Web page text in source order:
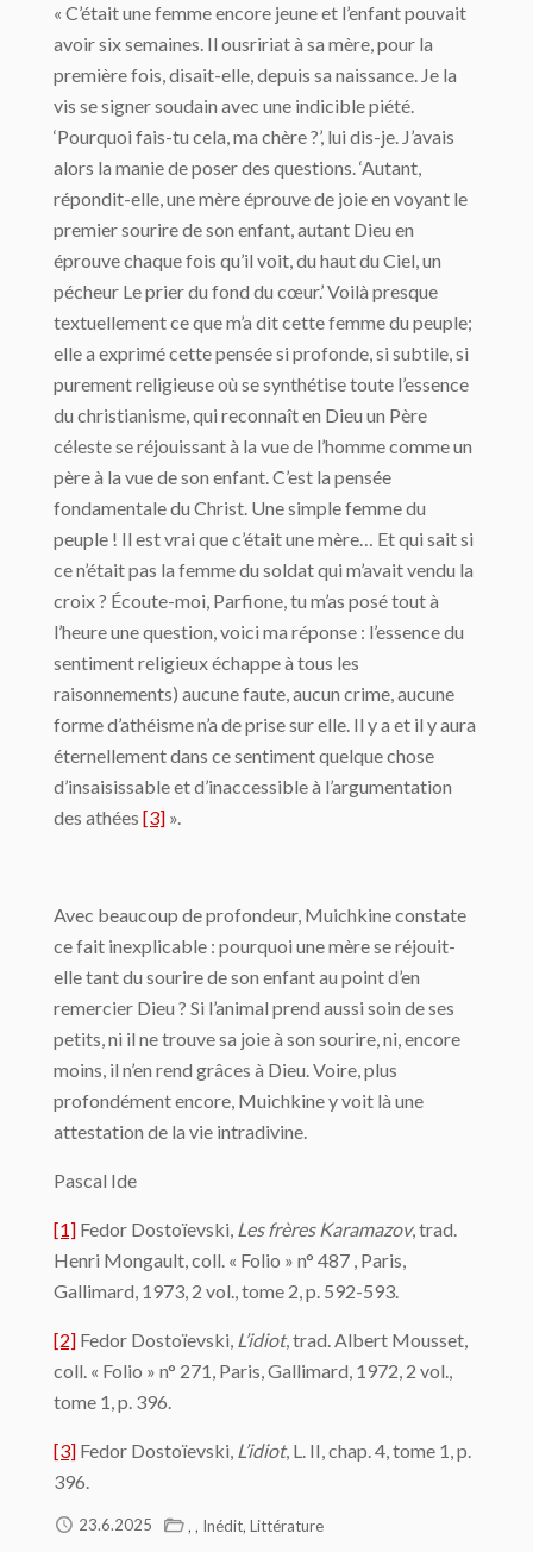
« C’était une femme encore jeune et l’enfant pouvait
avoir six semaines. Il ousririat à sa mère, pour la
première fois, disait-elle, depuis sa naissance. Je la
vis se signer soudain avec une indicible piété.
‘Pourquoi fais-tu cela, ma chère ?’, lui dis-je. J’avais
alors la manie de poser des questions. ‘Autant,
répondit-elle, une mère éprouve de joie en voyant le
premier sourire de son enfant, autant Dieu en
éprouve chaque fois qu’il voit, du haut du Ciel, un
pécheur Le prier du fond du cœur.’ Voilà presque
textuellement ce que m’a dit cette femme du peuple;
elle a exprimé cette pensée si profonde, si subtile, si
purement religieuse où se synthétise toute l’essence
du christianisme, qui reconnaît en Dieu un Père
céleste se réjouissant à la vue de l’homme comme un
père à la vue de son enfant. C’est la pensée
fondamentale du Christ. Une simple femme du
peuple ! Il est vrai que c’était une mère… Et qui sait si
ce n’était pas la femme du soldat qui m’avait vendu la
croix ? Écoute-moi, Parfione, tu m’as posé tout à
l’heure une question, voici ma réponse : l’essence du
sentiment religieux échappe à tous les
raisonnements) aucune faute, aucun crime, aucune
forme d’athéisme n’a de prise sur elle. Il y a et il y aura
éternellement dans ce sentiment quelque chose
d’insaisissable et d’inaccessible à l’argumentation
des athées [3] ».
Avec beaucoup de profondeur, Muichkine constate
ce fait inexplicable : pourquoi une mère se réjouit-
elle tant du sourire de son enfant au point d’en
remercier Dieu ? Si l’animal prend aussi soin de ses
petits, ni il ne trouve sa joie à son sourire, ni, encore
moins, il n’en rend grâces à Dieu. Voire, plus
profondément encore, Muichkine y voit là une
attestation de la vie intradivine.
Pascal Ide
[1] Fedor Dostoïevski, Les frères Karamazov, trad.
Henri Mongault, coll. « Folio » n° 487 , Paris,
Gallimard, 1973, 2 vol., tome 2, p. 592-593.
[2] Fedor Dostoïevski, L’idiot, trad. Albert Mousset,
coll. « Folio » n° 271, Paris, Gallimard, 1972, 2 vol.,
tome 1, p. 396.
[3] Fedor Dostoïevski, L’idiot, L. II, chap. 4, tome 1, p.
396.
23.6.2025 , , Inédit, Littérature